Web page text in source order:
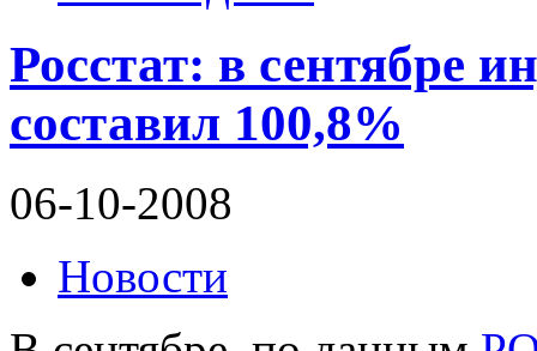
Росстат: в сентябре
составил 100,8%
06-10-2008
Новости